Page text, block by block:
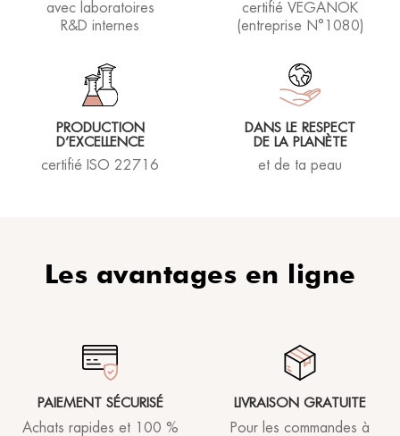
favoriser une peau d'aspect plus uniforme.
avec laboratoires
R&D internes
certifié VEGANOK
(entreprise N°1080)
PRODUCTION
D’EXCELLENCE
certifié ISO 22716
DANS LE RESPECT
DE LA PLANÈTE
et de ta peau
Les avantages en ligne
PAIEMENT SÉCURISÉ
Achats rapides et 100 %
LIVRAISON GRATUITE
Pour les commandes à